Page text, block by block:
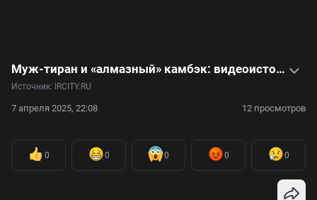
Муж-тиран и «алмазный» камбэк: видеоистория певицы Алисы Мон
Источник: IRCITY.RU
7 апреля 2025, 22:08 12 просмотров
0 0 0 0 0